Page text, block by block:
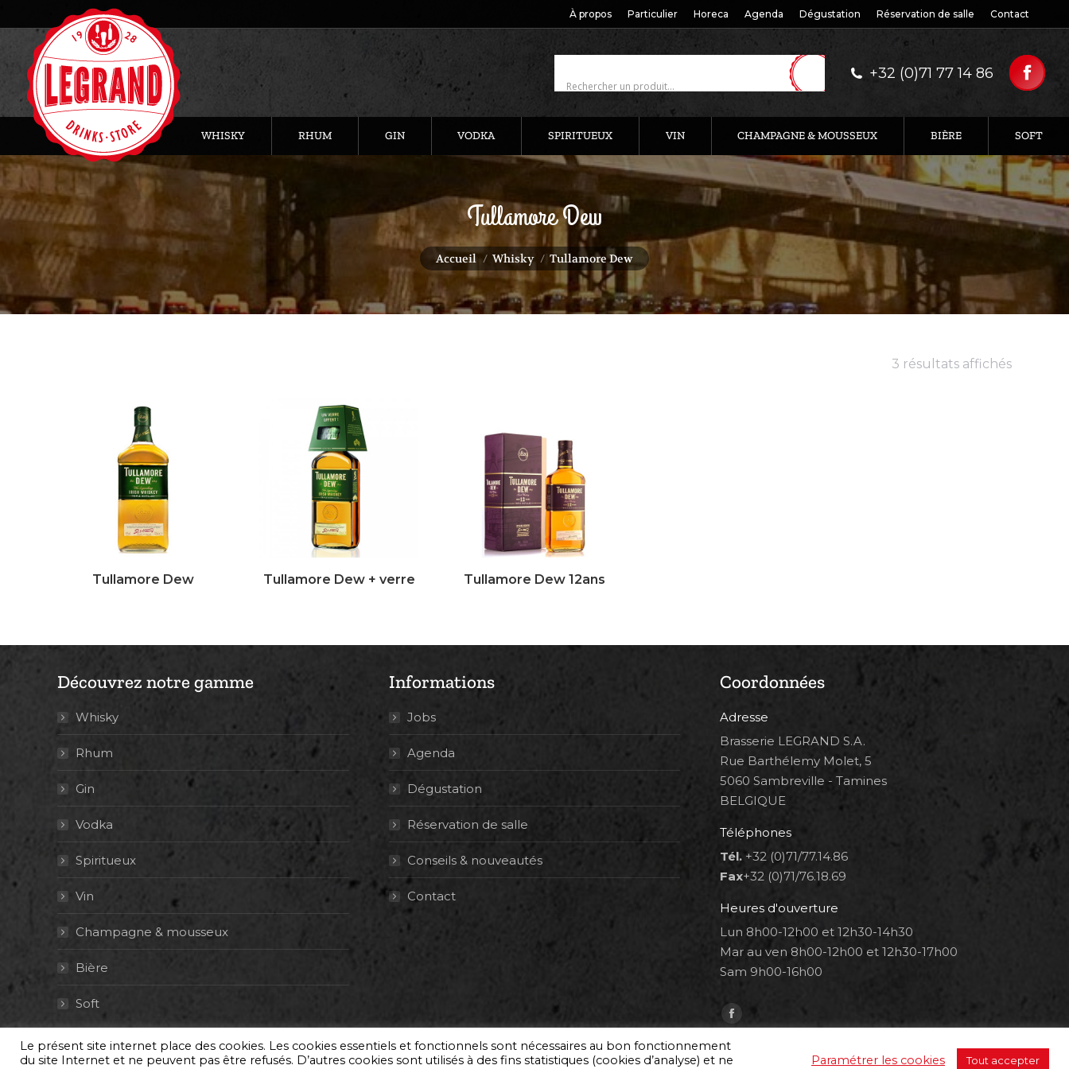
À propos Particulier Horeca Agenda Dégustation Réservation de salle Contact
+32 (0)71 77 14 86
WHISKY RHUM GIN VODKA SPIRITUEUX VIN CHAMPAGNE & MOUSSEUX BIÈRE SOFT
Tullamore Dew
Vous êtes ici :
Accueil Whisky Tullamore Dew
3 résultats affichés
Tullamore Dew Tullamore Dew + verre Tullamore Dew 12ans
Découvrez notre gamme
Whisky
Rhum
Gin
Vodka
Spiritueux
Vin
Champagne & mousseux
Bière
Soft
Informations
Jobs
Agenda
Dégustation
Réservation de salle
Conseils & nouveautés
Contact
Coordonnées
Adresse
Brasserie LEGRAND S.A.
Rue Barthélemy Molet, 5
5060 Sambreville - Tamines
BELGIQUE
Téléphones
Tél. +32 (0)71/77.14.86
Fax+32 (0)71/76.18.69
Heures d'ouverture
Lun 8h00-12h00 et 12h30-14h30
Mar au ven 8h00-12h00 et 12h30-17h00
Sam 9h00-16h00
Trouvez nous sur :
Facebook
page
opens
© By Poush
Le présent site internet place des cookies. Les cookies essentiels et fonctionnels sont nécessaires au bon fonctionnement
du site Internet et ne peuvent pas être refusés. D’autres cookies sont utilisés à des fins statistiques (cookies d’analyse) et ne
Paramétrer les cookies Tout accepter